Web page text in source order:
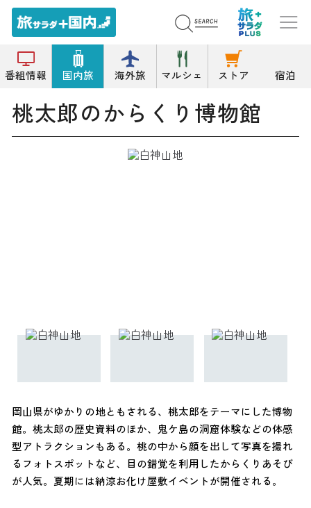
番組情報 国内旅 海外旅 マルシェ ストア 宿泊
トップ 博物館/科学館 桃太郎のからくり博物館
桃太郎のからくり博物館
岡山県がゆかりの地ともされる、桃太郎をテーマにした博物
館。桃太郎の歴史資料のほか、鬼ケ島の洞窟体験などの体感
型アトラクションもある。桃の中から顔を出して写真を撮れ
るフォトスポットなど、目の錯覚を利用したからくりあそび
が人気。夏期には納涼お化け屋敷イベントが開催される。